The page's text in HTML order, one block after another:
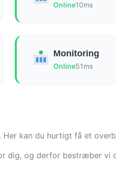
Online10ms
Monitoring
Online51ms
. Her kan du hurtigt få et
og derfor bestræber vi